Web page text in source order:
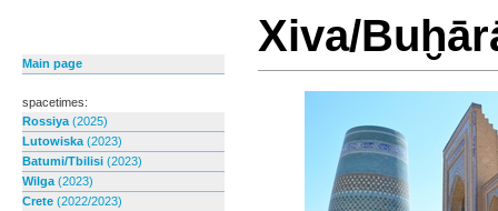
Main page
spacetimes:
Rossiya (2025)
Lutowiska (2023)
Batumi/Tbilisi (2023)
Wilga (2023)
Crete (2022/2023)
Xiva/